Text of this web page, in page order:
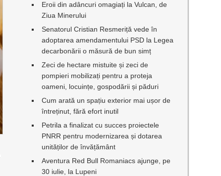
Eroii din adâncuri omagiați la Vulcan, de
Ziua Minerului
Senatorul Cristian Resmeriță vede în
adoptarea amendamentului PSD la Legea
decarbonării o măsură de bun simț
Zeci de hectare mistuite și zeci de
pompieri mobilizați pentru a proteja
oameni, locuințe, gospodării și păduri
Cum arată un spațiu exterior mai ușor de
întreținut, fără efort inutil
Petrila a finalizat cu succes proiectele
PNRR pentru modernizarea și dotarea
unităților de învățământ
Aventura Red Bull Romaniacs ajunge, pe
30 iulie, la Lupeni